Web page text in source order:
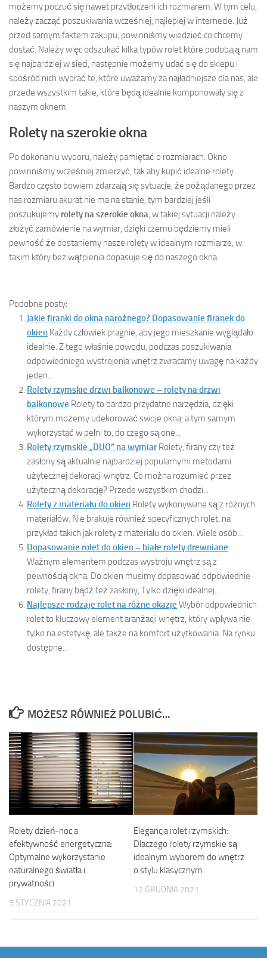
możemy poczuć się nawet przytłoczeni ich rozmiarem. W tym celu,
należy zacząć poszukiwania wcześniej, najlepiej w internecie. Już
przed samym faktem zakupu, powinniśmy wiedzieć co chcemy
dostać. Należy więc odszukać kilka typów rolet które podobają nam
się najbardziej w sieci, następnie możemy udać się do sklepu i
spośród nich wybrać te, które uważamy za najładniejsze dla nas, ale
przede wszystkim takie, które będą idealnie komponowały się z
naszym oknem.
Rolety na szerokie okna
Po dokonaniu wyboru, należy pamiętać o rozmiarach. Okno
powinniśmy wcześniej zmierzyć, tak aby kupić idealne rolety.
Bardzo często bowiem zdarzają się sytuacje, że pożądanego przez
nas rozmiaru akurat nie ma na stanie, tym bardziej jeśli
poszukujemy rolety na szerokie okna , w takiej sytuacji należy
złożyć zamówienie na wymiar, dzięki czemu będziemy mieli
pewność że dostaniemy nasze rolety w idealnym rozmiarze, w
takim który bez wątpienia dopasuje się do naszego okna.
Podobne posty:
Jakie firanki do okna narożnego? Dopasowanie firanek do
okien Każdy człowiek pragnie, aby jego mieszkanie wyglądało
idealnie. Z tego właśnie powodu, podczas poszukiwania
odpowiedniego wystrojenia wnętrz zwracamy uwagę na każdy
jeden...
Rolety rzymskie drzwi balkonowe – rolety na drzwi
balkonowe Rolety to bardzo przydatne narzędzia, dzięki
którym możemy udekorować swoje okna, a tym samym
wykorzystać w pełni to, do czego są one...
Rolety rzymskie „DUO” na wymiar Rolety, firany czy też
zasłony są aktualnie najbardziej popularnymi metodami
użytecznej dekoracji wnętrz. Co można rozumieć przez
użyteczną dekorację? Przede wszystkim chodzi...
Rolety z materiału do okien Rolety wykonywane są z różnych
materiałów. Nie brakuje również specyficznych rolet, na
przykład takich jak rolety z materiału do okien. Wiele osób...
Dopasowanie rolet do okien – białe rolety drewniane
Ważnym elementem podczas wystroju wnętrz są z
pewnością okna. Do okien musimy dopasować odpowiednie
rolety, firany bądź też zasłony, Tylko dzięki idealnej...
Najlepsze rodzaje rolet na różne okazje Wybór odpowiednich
rolet to kluczowy element aranżacji wnętrz, który wpływa nie
tylko na estetykę, ale także na komfort użytkowania. Na rynku
dostępne...
MOŻESZ RÓWNIEŻ POLUBIĆ…
Rolety dzień-noc a
efektywność energetyczna:
Optymalne wykorzystanie
naturalnego światła i
prywatności
5 STYCZNIA 2021
Elegancja rolet rzymskich:
Dlaczego rolety rzymskie są
idealnym wyborem do wnętrz
o stylu klasycznym
12 GRUDNIA 2021